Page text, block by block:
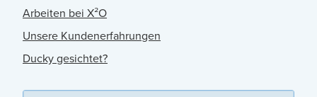
Arbeiten bei X²O
Unsere Kundenerfahrungen
Ducky gesichtet?